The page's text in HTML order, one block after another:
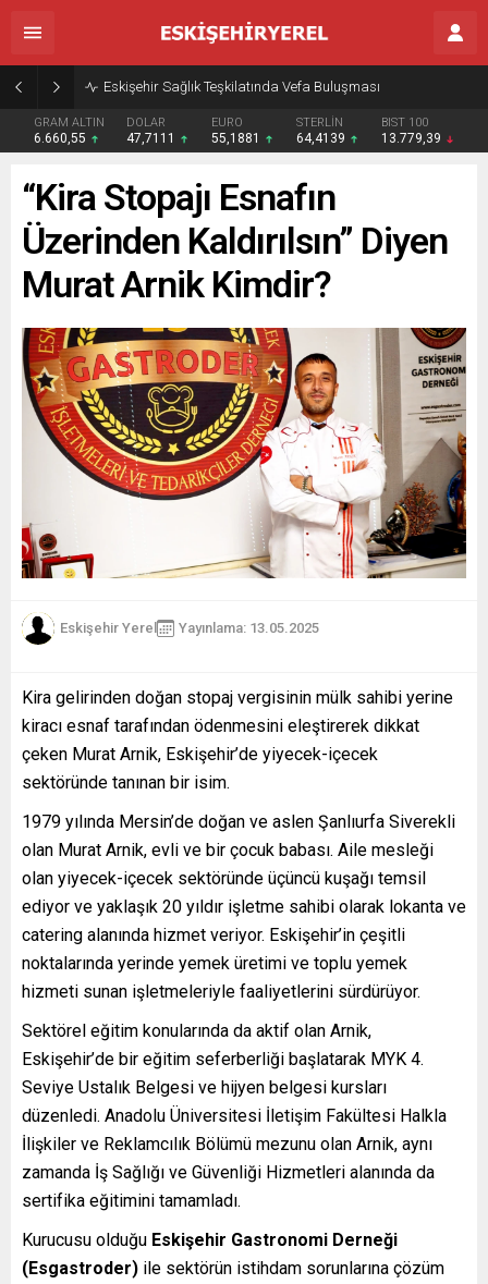
Eskişehir Sağlık Teşkilatında Vefa Buluşması
GRAM ALTIN
6.660,55
DOLAR
47,7111
EURO
55,1881
STERLİN
64,4139
BIST 100
13.779,39
“Kira Stopajı Esnafın
Üzerinden Kaldırılsın” Diyen
Murat Arnik Kimdir?
Eskişehir Yerel Yayınlama: 13.05.2025
Kira gelirinden doğan stopaj vergisinin mülk sahibi yerine
kiracı esnaf tarafından ödenmesini eleştirerek dikkat
çeken Murat Arnik, Eskişehir’de yiyecek-içecek
sektöründe tanınan bir isim.
1979 yılında Mersin’de doğan ve aslen Şanlıurfa Siverekli
olan Murat Arnik, evli ve bir çocuk babası. Aile mesleği
olan yiyecek-içecek sektöründe üçüncü kuşağı temsil
ediyor ve yaklaşık 20 yıldır işletme sahibi olarak lokanta ve
catering alanında hizmet veriyor. Eskişehir’in çeşitli
noktalarında yerinde yemek üretimi ve toplu yemek
hizmeti sunan işletmeleriyle faaliyetlerini sürdürüyor.
Sektörel eğitim konularında da aktif olan Arnik,
Eskişehir’de bir eğitim seferberliği başlatarak MYK 4.
Seviye Ustalık Belgesi ve hijyen belgesi kursları
düzenledi. Anadolu Üniversitesi İletişim Fakültesi Halkla
İlişkiler ve Reklamcılık Bölümü mezunu olan Arnik, aynı
zamanda İş Sağlığı ve Güvenliği Hizmetleri alanında da
sertifika eğitimini tamamladı.
Kurucusu olduğu Eskişehir Gastronomi Derneği
(Esgastroder) ile sektörün istihdam sorunlarına çözüm